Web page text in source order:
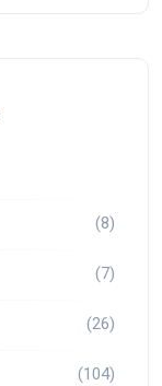
(8)
(7)
(26)
(104)